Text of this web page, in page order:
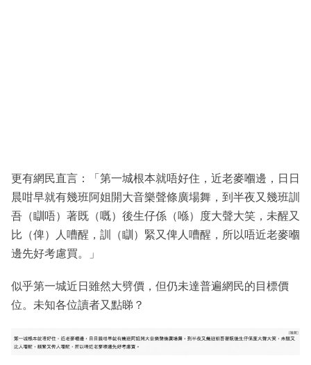
更有網民直言：「第一城根本就唔好住，近老麥嗰邊，日日
晨咁早就有幾班阿姐開大音樂聲條廣場舞，到半夜又幾班訓
吾（瞓唔）著既（嘅）後生仔係（喺）度大聲大笑，未醒又
比（俾）人嘈醒，訓（瞓）緊又俾人嘈醒，所以唔近老麥嗰
邊先好考慮買。」
似乎第一城近日雖然大劈價，但仍未達普遍網民的目標價
位。未知各位讀者又點睇？